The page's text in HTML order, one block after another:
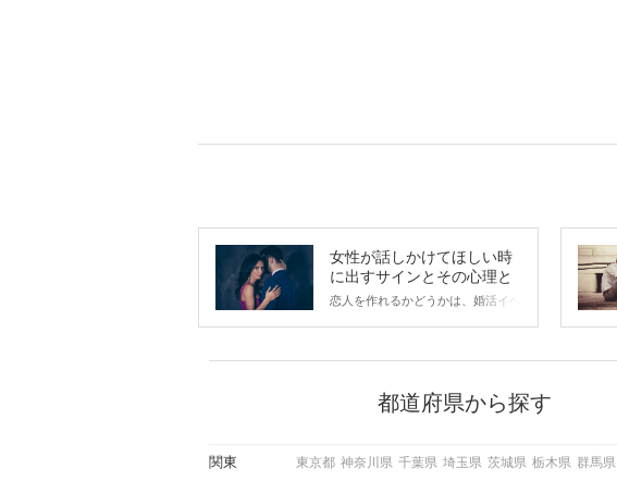
女性が話しかけてほしい時
に出すサインとその心理と
は？
恋人を作れるかどうかは、婚活イベ
から恋人作りを本格的に始めようと
している方は、女性が異性を求めて
この記事では、女性が話しかけて欲
都道府県から探す
関東 東京都 神奈川県 千葉県 埼玉県 茨城県 栃木県 群馬県